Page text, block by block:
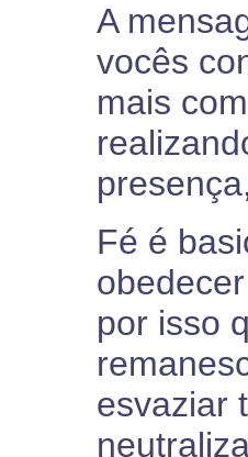
A
vocês
mais
Fé é
por isso
esvaziar